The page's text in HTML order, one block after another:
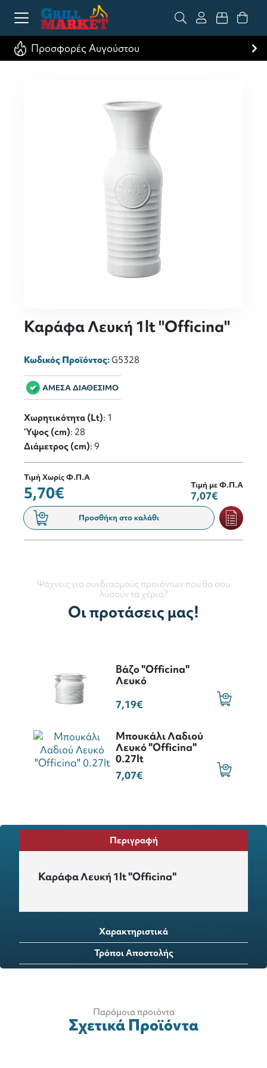
Προσφορές Αυγούστου
Καράφα Λευκή 1lt "Officina"
Κωδικός Προϊόντος:G5328
ΑΜΕΣΑ ΔΙΑΘΕΣΙΜΟ
Χωρητικότητα (Lt): 1
Ύψος (cm): 28
Διάμετρος (cm): 9
Τιμή Χωρίς Φ.Π.Α
5,70€ Τιμή με Φ.Π.Α
7,07€
Προσθήκη στο καλάθι
Ψάχνεις για συνδιασμούς προιόντων που θα σου
λύσουν τα χέρια?
Οι προτάσεις μας!
Βάζο "Officina"
Λευκό
7,19€
Μπουκάλι Λαδιού
Λευκό "Officina"
0.27lt
7,07€
Περιγραφή
Καράφα Λευκή 1lt "Officina"
Χαρακτηριστικά
Τρόποι Αποστολής
Παρόμοια προιόντα
Σχετικά Προϊόντα